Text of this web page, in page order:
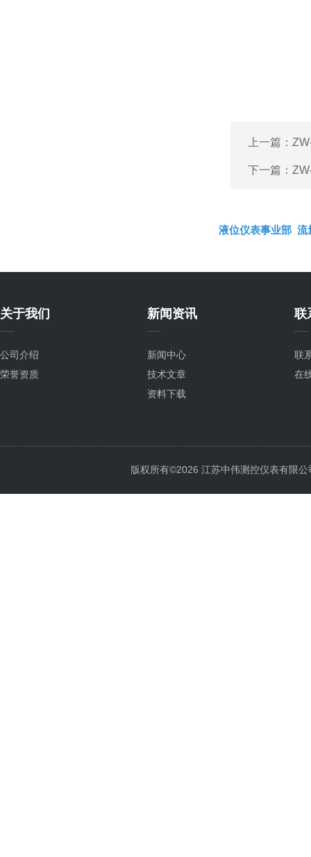
上一篇：
下一篇：
液位仪表事业部 流
关于我们
公司介绍
荣誉资质
新闻资讯
新闻中心
技术文章
资料下载
联
联
在
版权所有©2026 江苏中伟测控仪表有限